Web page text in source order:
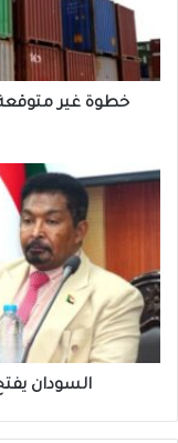
الوزراء
وضع
البضائع
المكدسةخطوة غير
السودان
يفتح
لـ
الثروة
الحيوانية
السودان